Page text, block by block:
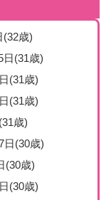
(32歳)
日(31歳)
(31歳)
(31歳)
歳)
日(30歳)
(30歳)
(30歳)